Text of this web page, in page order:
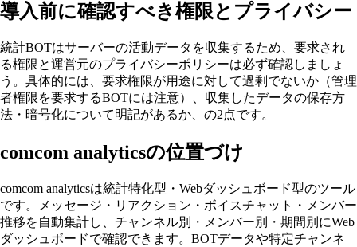
導入前に確認すべき権限とプライバシー
統計BOTはサーバーの活動データを収集するため、要求され
る権限と運営元のプライバシーポリシーは必ず確認しましょ
う。具体的には、要求権限が用途に対して過剰でないか（管理
者権限を要求するBOTには注意）、収集したデータの保存方
法・暗号化について明記があるか、の2点です。
comcom analyticsの位置づけ
comcom analyticsは統計特化型・Webダッシュボード型のツール
です。メッセージ・リアクション・ボイスチャット・メンバー
推移を自動集計し、チャンネル別・メンバー別・期間別にWeb
ダッシュボードで確認できます。BOTデータや特定チャンネ